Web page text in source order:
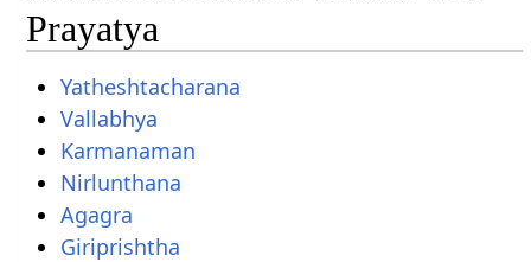
Prayatya
Yatheshtacharana
Vallabhya
Karmanaman
Nirlunthana
Agagra
Giriprishtha